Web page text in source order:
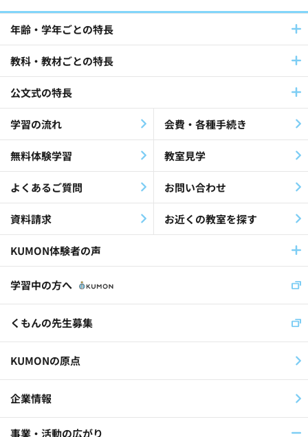
パートナーとの連携(42)
社員採用(9)
公文式教室(102)
障害児・障害者(60)
教材・指導(27)
公文公(35)
就労支援(24)
最終教材修了生(26)
KEIA(41)
認知症(26)
歌(12)
放課後等デイサービス(19)
児童福祉施設(11)
くもんの先生(30)
公文国際学園(29)
年齢・学年ごとの特長
教科・教材ごとの特長
公文式の特長
学習の流れ 会費・各種手続き
無料体験学習 教室見学
よくあるご質問 お問い合わせ
資料請求 お近くの教室を探す
KUMON体験者の声
学習中の方へ
くもんの先生募集
KUMONの原点
企業情報
事業・活動の広がり